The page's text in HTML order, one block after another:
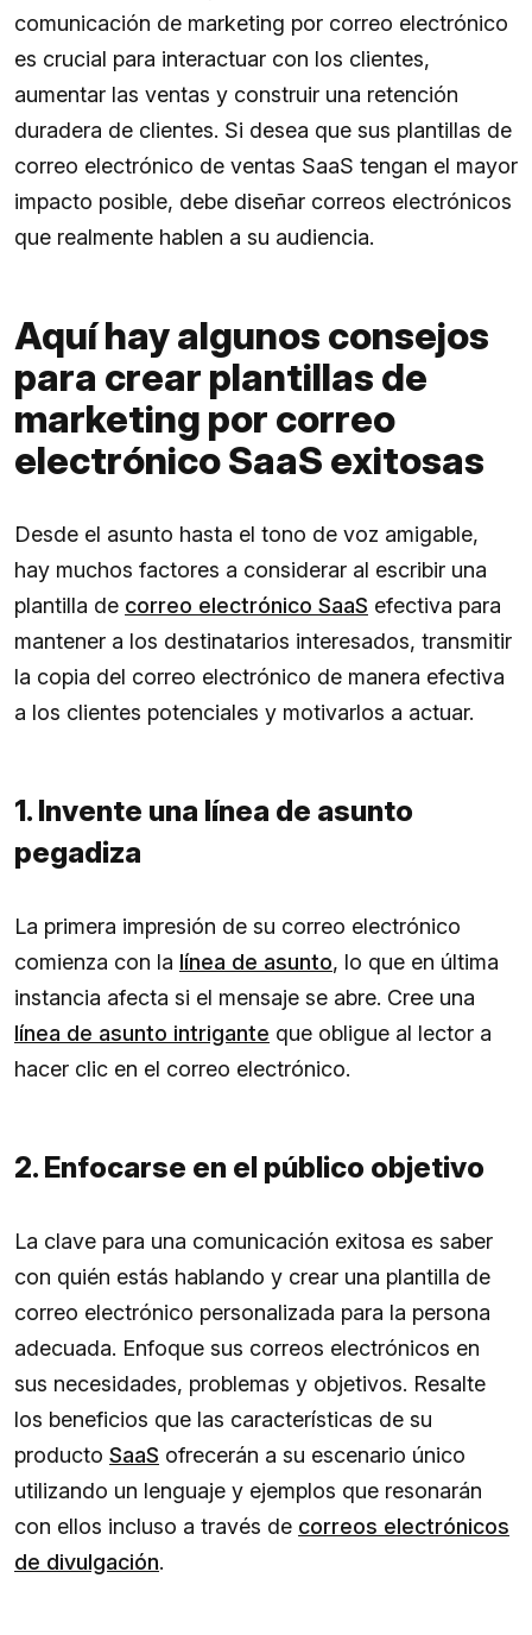
comunicación de marketing por correo electrónico
es crucial para interactuar con los clientes,
aumentar las ventas y construir una retención
duradera de clientes. Si desea que sus plantillas de
correo electrónico de ventas SaaS tengan el mayor
impacto posible, debe diseñar correos electrónicos
que realmente hablen a su audiencia.
Aquí hay algunos consejos
para crear plantillas de
marketing por correo
electrónico SaaS exitosas
Desde el asunto hasta el tono de voz amigable,
hay muchos factores a considerar al escribir una
plantilla de correo electrónico SaaS efectiva para
mantener a los destinatarios interesados, transmitir
la copia del correo electrónico de manera efectiva
a los clientes potenciales y motivarlos a actuar.
1. Invente una línea de asunto
pegadiza
La primera impresión de su correo electrónico
comienza con la línea de asunto, lo que en última
instancia afecta si el mensaje se abre. Cree una
línea de asunto intrigante que obligue al lector a
hacer clic en el correo electrónico.
2. Enfocarse en el público objetivo
La clave para una comunicación exitosa es saber
con quién estás hablando y crear una plantilla de
correo electrónico personalizada para la persona
adecuada. Enfoque sus correos electrónicos en
sus necesidades, problemas y objetivos. Resalte
los beneficios que las características de su
producto SaaS ofrecerán a su escenario único
utilizando un lenguaje y ejemplos que resonarán
con ellos incluso a través de correos electrónicos
de divulgación.